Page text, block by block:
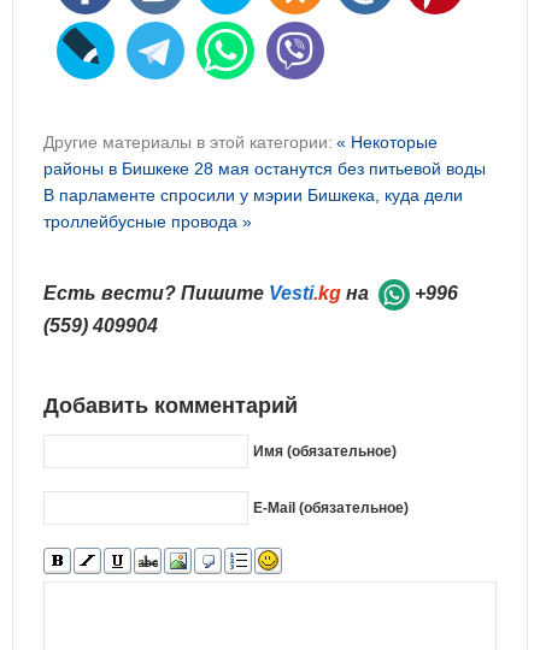
Другие материалы в этой категории: « Некоторые
районы в Бишкеке 28 мая останутся без питьевой воды
В парламенте спросили у мэрии Бишкека, куда дели
троллейбусные провода »
Есть вести? Пишите Vesti.kg на
+996
(559) 409904
Добавить комментарий
Имя (обязательное)
E-Mail (обязательное)